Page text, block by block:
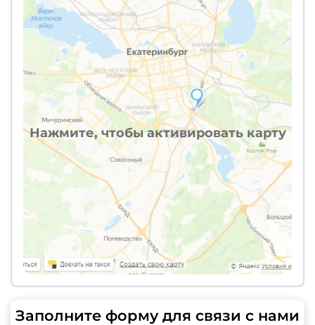
Нажмите, чтобы активировать карту
Заполните форму для связи с нами